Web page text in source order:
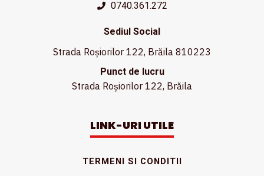
0740.361.272
Sediul Social
Strada Roșiorilor 122, Brăila 810223
Punct de lucru
Strada Roșiorilor 122, Brăila
LINK-URI UTILE
TERMENI SI CONDITII